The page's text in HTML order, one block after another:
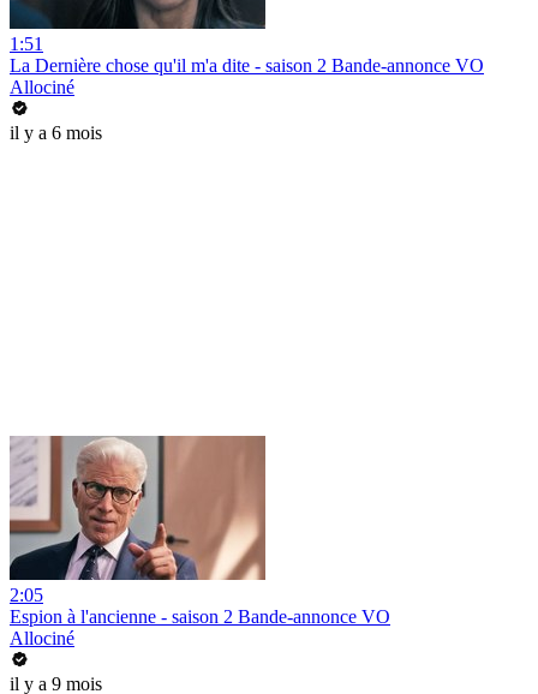
1:51
La Dernière chose qu'il m'a dite - saison 2 Bande-annonce VO
Allociné
il y a 6 mois
2:05
Espion à l'ancienne - saison 2 Bande-annonce VO
Allociné
il y a 9 mois